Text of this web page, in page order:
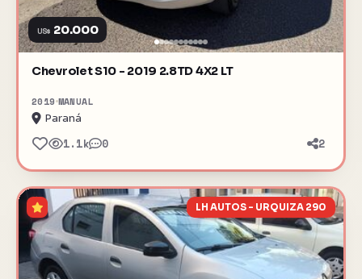
US$ 20.000
Chevrolet S10 - 2019 2.8TD 4X2 LT
2019 MANUAL
Paraná
1.1k 0 2
LH AUTOS - URQUIZA 290